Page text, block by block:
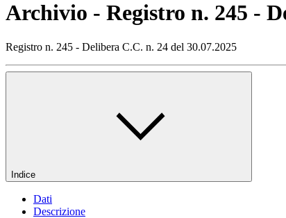
Archivio - Registro n. 245 -
Registro n. 245 - Delibera C.C. n. 24 del 30.07.2025
Indice
Dati
Descrizione